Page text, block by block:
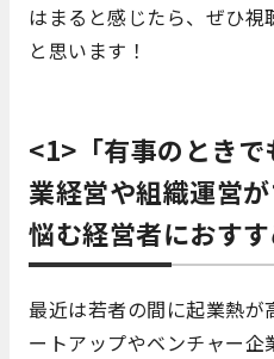
はまると感じたら、ぜひ
と思います！
<1>「有事のとき
業経営や組織運営
悩む経営者におす
最近は若者の間に起業熱が
ートアップやベンチャー企